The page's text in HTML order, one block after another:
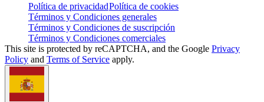
Política de privacidadPolítica de cookies
Términos y Condiciones generales
Términos y Condiciones de suscripción
Términos y Condiciones comerciales
This site is protected by reCAPTCHA, and the Google Privacy
Policy and Terms of Service apply.